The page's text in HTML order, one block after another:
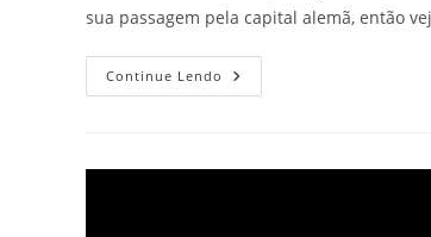
sua passagem pela capital alemã, então
Continue Lendo Lugares
Incríveis
Quando